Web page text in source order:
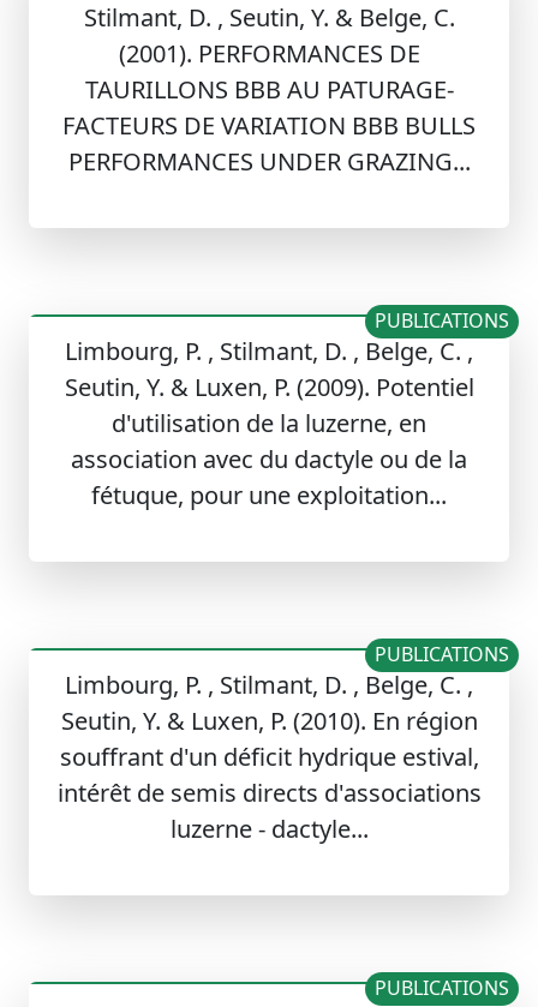
Stilmant, D. , Seutin, Y. & Belge, C.
(2001). PERFORMANCES DE
TAURILLONS BBB AU PATURAGE-
FACTEURS DE VARIATION BBB BULLS
PERFORMANCES UNDER GRAZING...
Limbourg, P. , Stilmant, D. , Belge, C. ,
Seutin, Y. & Luxen, P. (2009). Potentiel
d'utilisation de la luzerne, en
association avec du dactyle ou de la
fétuque, pour une exploitation...
PUBLICATIONS
Limbourg, P. , Stilmant, D. , Belge, C. ,
Seutin, Y. & Luxen, P. (2010). En région
souffrant d'un déficit hydrique estival,
intérêt de semis directs d'associations
luzerne - dactyle...
PUBLICATIONS
PUBLICATIONS